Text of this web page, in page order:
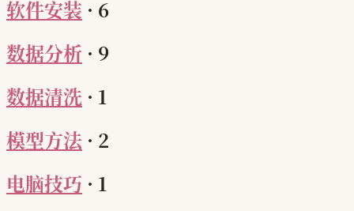
软件安装 · 6
数据分析 · 9
数据清洗 · 1
模型方法 · 2
电脑技巧 · 1